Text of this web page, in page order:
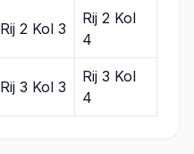
Rij 2 Kol 3
Rij 2 Kol
4
Rij 3 Kol 3
Rij 3 Kol
4